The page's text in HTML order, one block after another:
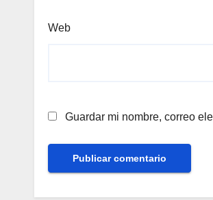
Web
Guardar mi nombre, correo